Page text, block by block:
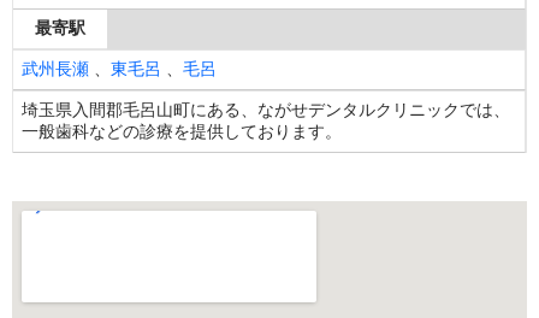
最寄駅
武州長瀬 、 東毛呂 、 毛呂
埼玉県入間郡毛呂山町にある、ながせデンタルクリニックでは、
一般歯科などの診療を提供しております。